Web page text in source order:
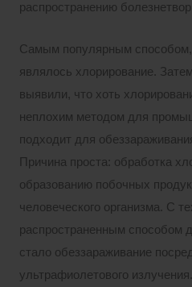
распространению
Самым популярным способом,
являлось хлорирование.
выявили, что хоть
неплохим методом для
подходит для
Причина проста: обработка
образованию побочных
человеческого организма. С
распространенным способом
стало обеззараживание
ультрафиолетового излучения.